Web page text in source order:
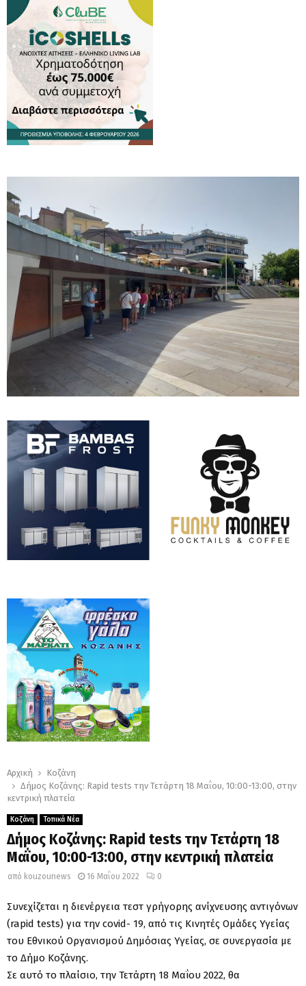
Αρχική
Κοζάνη
Δήμος Κοζάνης: Rapid tests την Τετάρτη 18 Μαΐου, 10:00-13:00, στην
κεντρική πλατεία
Κοζάνη Τοπικά Νέα
Δήμος Κοζάνης: Rapid tests την Τετάρτη 18
Μαΐου, 10:00-13:00, στην κεντρική πλατεία
από kouzounews 16 Μαΐου 2022 0
Συνεχίζεται η διενέργεια τεστ γρήγορης ανίχνευσης αντιγόνων
(rapid tests) για την covid- 19, από τις Κινητές Ομάδες Υγείας
του Εθνικού Οργανισμού Δημόσιας Υγείας, σε συνεργασία με
το Δήμο Κοζάνης.
Σε αυτό το πλαίσιο, την Τετάρτη 18 Μαΐου 2022, θα